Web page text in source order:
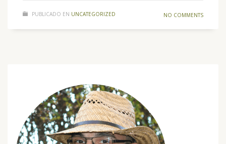
PUBLICADO EN UNCATEGORIZED NO COMMENTS